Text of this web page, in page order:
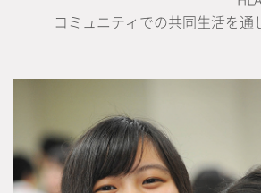
コミュニティでの共同生活を